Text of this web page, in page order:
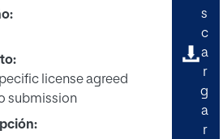
license agreed
submission
s
c
a
r
g
a
r